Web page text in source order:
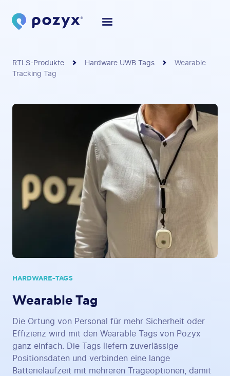
RTLS-Produkte Hardware UWB Tags
Wearable
Tracking Tag
HARDWARE-TAGS
Wearable Tag
Die Ortung von Personal für mehr Sicherheit oder
Effizienz wird mit den Wearable Tags von Pozyx
ganz einfach. Die Tags liefern zuverlässige
Positionsdaten und verbinden eine lange
Batterielaufzeit mit mehreren Trageoptionen, damit